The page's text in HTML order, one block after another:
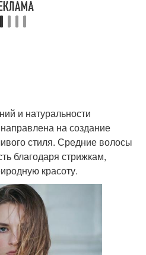
и натуральности
на создание
стиля. Средние волосы
благодаря стрижкам,
красоту.